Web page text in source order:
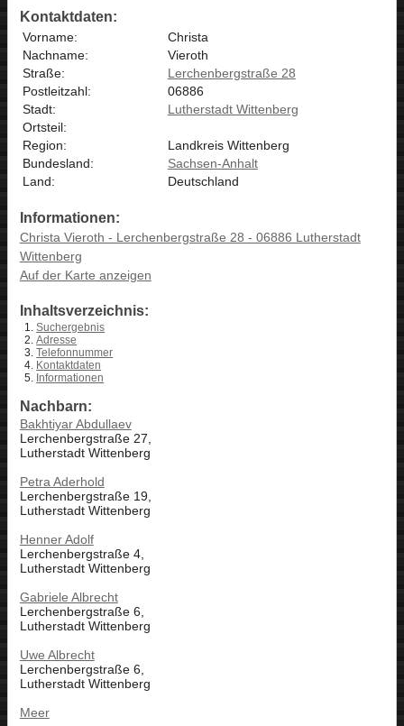
Kontaktdaten:
Vorname:
Christa
Nachname:
Vieroth
Straße:
Lerchenbergstraße 28
Postleitzahl:
06886
Stadt:
Lutherstadt Wittenberg
Ortsteil:
Region:
Landkreis Wittenberg
Bundesland:
Sachsen-Anhalt
Land:
Deutschland
Informationen:
Christa Vieroth - Lerchenbergstraße 28 - 06886 Lutherstadt
Wittenberg
Auf der Karte anzeigen
Inhaltsverzeichnis:
Suchergebnis
Adresse
Telefonnummer
Kontaktdaten
Informationen
Nachbarn:
Bakhtiyar Abdullaev
Lerchenbergstraße 27,
Lutherstadt Wittenberg
Petra Aderhold
Lerchenbergstraße 19,
Lutherstadt Wittenberg
Henner Adolf
Lerchenbergstraße 4,
Lutherstadt Wittenberg
Gabriele Albrecht
Lerchenbergstraße 6,
Lutherstadt Wittenberg
Uwe Albrecht
Lerchenbergstraße 6,
Lutherstadt Wittenberg
Meer